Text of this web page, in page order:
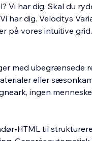
Vi har dig. Skal du
har dig. Velocitys
på vores intuitive
med
eller
ingen
HTML til